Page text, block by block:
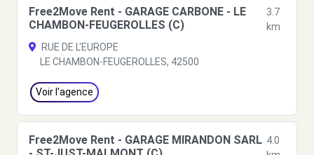
Free2Move Rent - GARAGE CARBONE - LE
CHAMBON-FEUGEROLLES (C)
3.7
km
RUE DE L'EUROPE
LE CHAMBON-FEUGEROLLES, 42500
Voir l'agence
Free2Move Rent - GARAGE MIRANDON SARL 4.0